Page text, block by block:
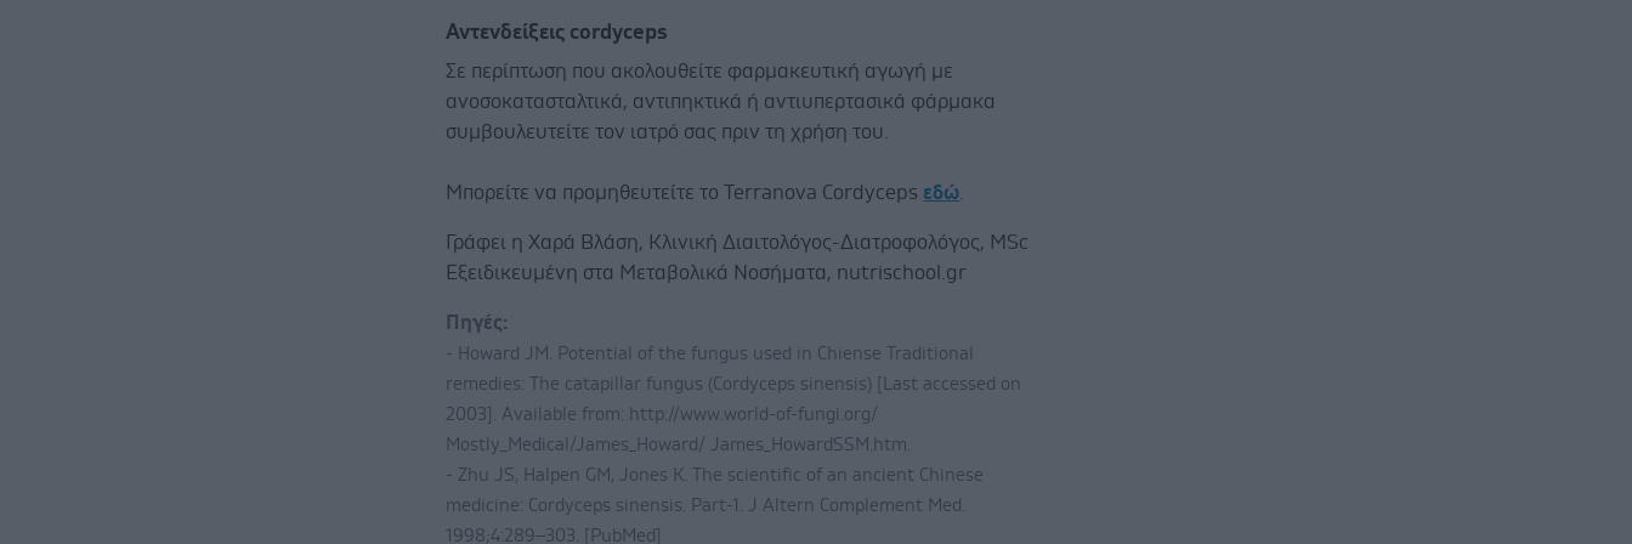
Αντενδείξεις cordyceps
Σε περίπτωση που ακολουθείτε φαρμακευτική αγωγή με
ανοσοκατασταλτικά, αντιπηκτικά ή αντιυπερτασικά φάρμακα
συμβουλευτείτε τον ιατρό σας πριν τη χρήση του.
Μπορείτε να προμηθευτείτε το Terranova Cordyceps εδώ
Γράφει η Χαρά Βλάση, Κλινική Διαιτολόγος-Διατροφολόγος, MSc
Eξειδικευμένη στα Μεταβολικά Νοσήματα, nutrischool.gr
Πηγές:
- Howard JM. Potential of the fungus used in Chiense Traditional
remedies: The catapillar fungus (Cordyceps sinensis) [Last accessed on
2003]. Available from: http://www.world-of-fungi.org/
Mostly_Medical/James_Howard/ James_HowardSSM.htm.
- Zhu JS, Halpen GM, Jones K. The scientific of an ancient Chinese
medicine: Cordyceps sinensis. Part-1. J Altern Complement Med.
1998;4:289–303. [PubMed]